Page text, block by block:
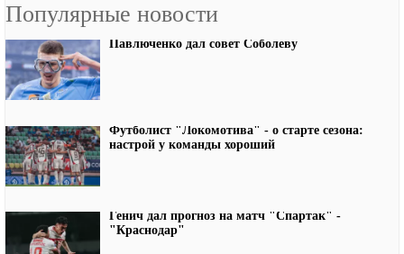
Популярные новости
Павлюченко дал совет Соболеву
Футболист "Локомотива" - о старте сезона:
настрой у команды хороший
Генич дал прогноз на матч "Спартак" -
"Краснодар"